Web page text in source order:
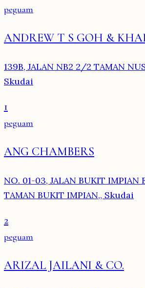
peguam
ANDREW T S GOH &
139B, JALAN NB2 2/2 TAMAN
Skudai
1
peguam
ANG CHAMBERS
NO. 01-03, JALAN BUKIT IMPIAN
TAMAN BUKIT IMPIAN,, Skudai
2
peguam
ARIZAL JAILANI & CO.